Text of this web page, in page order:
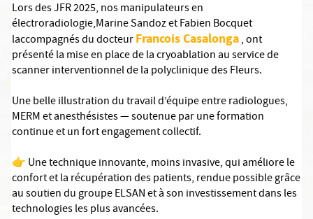
Lors des JFR 2025, nos manipulateurs en
électroradiologie,Marine Sandoz et Fabien Bocquet
laccompagnés du docteurFrancois Casalonga, ont
présenté la mise en place de la cryoablation au service de
scanner interventionnel de la polyclinique des Fleurs.
Une belle illustration du travail d’équipe entre radiologues,
MERM et anesthésistes — soutenue par une formation
continue et un fort engagement collectif.
👉 Une technique innovante, moins invasive, qui améliore le
confort et la récupération des patients, rendue possible grâce
au soutien du groupe ELSAN et à son investissement dans les
technologies les plus avancées.